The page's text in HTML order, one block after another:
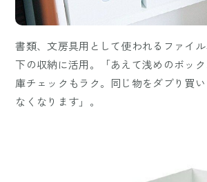
書類、文房具用として使われるファイ
下の収納に活用。「あえて浅めのボッ
庫チェックもラク。同じ物をダブり買
なくなります」。